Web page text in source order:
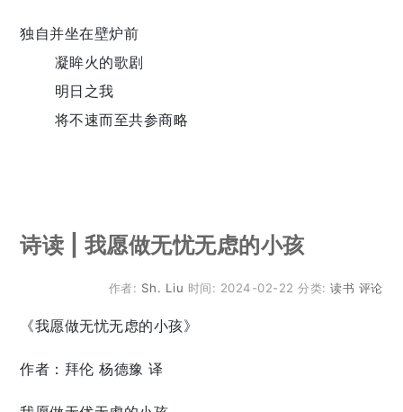
独自并坐在壁炉前
凝眸火的歌剧
明日之我
将不速而至共参商略
诗读 | 我愿做无忧无虑的小孩
作者: Sh. Liu 时间: 2024-02-22 分类:读书 评论
《我愿做无忧无虑的小孩》
作者：拜伦 杨德豫 译